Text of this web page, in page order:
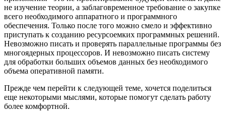
не изучение теории, а заблаговременное требование о закупке
всего необходимого аппаратного и программного
обеспечения. Только после того можно смело и эффективно
приступать к созданию ресурсоемких программных решений.
Невозможно писать и проверять параллельные программы без
многоядерных процессоров. И невозможно писать систему
для обработки больших объемов данных без необходимого
объема оперативной памяти.
Прежде чем перейти к следующей теме, хочется поделиться
еще некоторыми мыслями, которые помогут сделать работу
более комфортной.